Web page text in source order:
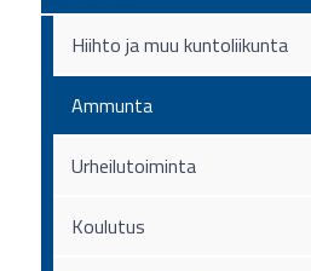
Hiihto ja muu kuntoliikunta
Ammunta
Urheilutoiminta
Koulutus